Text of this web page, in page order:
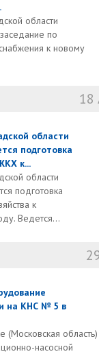
области
по
к новому
18
области
подготовка
к...
области
подготовка
к
Ведется...
на КНС № 5 в
(Московская область)
насосной